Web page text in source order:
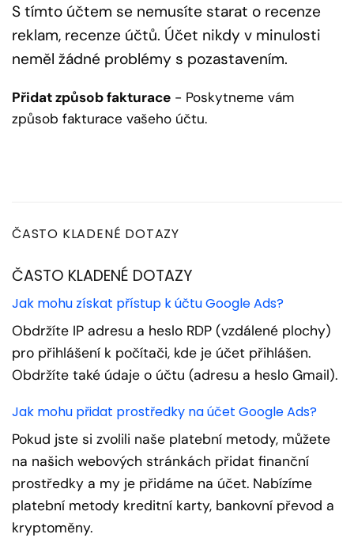
S tímto účtem se nemusíte starat o recenze
reklam, recenze účtů. Účet nikdy v minulosti
neměl žádné problémy s pozastavením.
Přidat způsob fakturace - Poskytneme vám
způsob fakturace vašeho účtu.
ČASTO KLADENÉ DOTAZY
ČASTO KLADENÉ DOTAZY
Jak mohu získat přístup k účtu Google Ads?
Obdržíte IP adresu a heslo RDP (vzdálené plochy)
pro přihlášení k počítači, kde je účet přihlášen.
Obdržíte také údaje o účtu (adresu a heslo Gmail).
Jak mohu přidat prostředky na účet Google Ads?
Pokud jste si zvolili naše platební metody, můžete
na našich webových stránkách přidat finanční
prostředky a my je přidáme na účet. Nabízíme
platební metody kreditní karty, bankovní převod a
kryptoměny.